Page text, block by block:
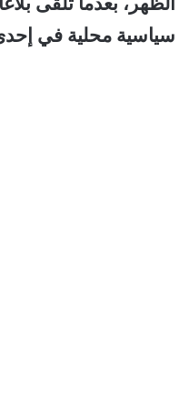
سياسية محلية في